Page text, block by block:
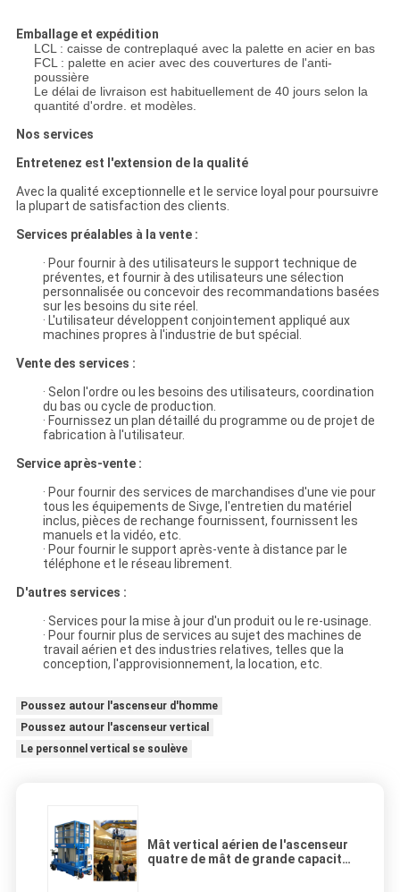
Emballage et expédition
LCL : caisse de contreplaqué avec la palette en acier en bas
FCL : palette en acier avec des couvertures de l'anti-
poussière
Le délai de livraison est habituellement de 40 jours selon la
quantité d'ordre. et modèles.
Nos services
Entretenez est l'extension de la qualité
Avec la qualité exceptionnelle et le service loyal pour poursuivre
la plupart de satisfaction des clients.
Services préalables à la vente :
· Pour fournir à des utilisateurs le support technique de
préventes, et fournir à des utilisateurs une sélection
personnalisée ou concevoir des recommandations basées
sur les besoins du site réel.
· L'utilisateur développent conjointement appliqué aux
machines propres à l'industrie de but spécial.
Vente des services :
· Selon l'ordre ou les besoins des utilisateurs, coordination
du bas ou cycle de production.
· Fournissez un plan détaillé du programme ou de projet de
fabrication à l'utilisateur.
Service après-vente :
· Pour fournir des services de marchandises d'une vie pour
tous les équipements de Sivge, l'entretien du matériel
inclus, pièces de rechange fournissent, fournissent les
manuels et la vidéo, etc.
· Pour fournir le support après-vente à distance par le
téléphone et le réseau librement.
D'autres services :
· Services pour la mise à jour d'un produit ou le re-usinage.
· Pour fournir plus de services au sujet des machines de
travail aérien et des industries relatives, telles que la
conception, l'approvisionnement, la location, etc.
Poussez autour l'ascenseur d'homme
Poussez autour l'ascenseur vertical
Le personnel vertical se soulève
Mât vertical aérien de l'ascenseur
quatre de mât de grande capacité